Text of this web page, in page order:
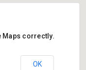
- Breda
Maps correctly.
OK